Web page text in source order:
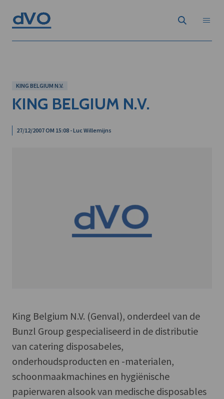
KING BELGIUM N.V.
KING BELGIUM N.V.
27/12/2007 OM 15:08 - Luc Willemijns
King Belgium N.V. (Genval), onderdeel van de
Bunzl Group gespecialiseerd in de distributie
van catering disposabeles,
onderhoudsproducten en -materialen,
schoonmaakmachines en hygiënische
papierwaren alsook van medische disposables